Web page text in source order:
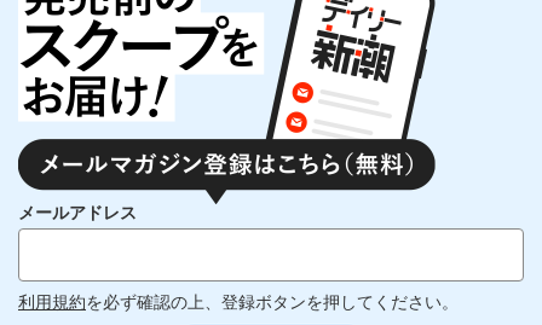
メールアドレス
利用規約を必ず確認の上、登録ボタンを押してください。